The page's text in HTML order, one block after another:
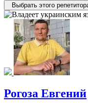
Выбрать этого
Рогоза Евгений